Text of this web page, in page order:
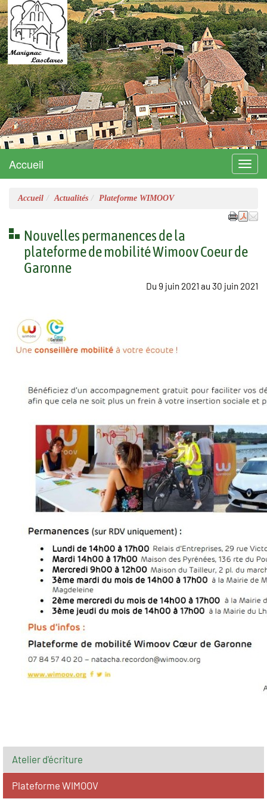
Marignac-Lasclares
Site officiel
Menu
Accueil
Accueil Actualités Plateforme WIMOOV
Nouvelles permanences de la
plateforme de mobilité Wimoov Coeur de
Garonne
Du 9 juin 2021 au 30 juin 2021
Atelier d'écriture
Plateforme WIMOOV